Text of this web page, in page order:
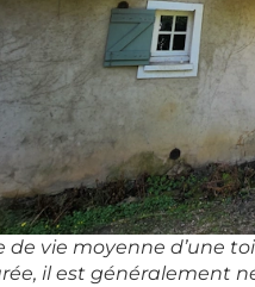
de vie moyenne d’une
il est généralement